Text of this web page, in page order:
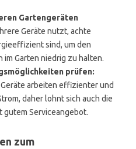
Gartengeräten
Geräte nutzt, achte
sind, um den
im Garten niedrig zu halten.
prüfen:
arbeiten effizienter und
daher lohnt sich auch die
gutem Serviceangebot.
zum